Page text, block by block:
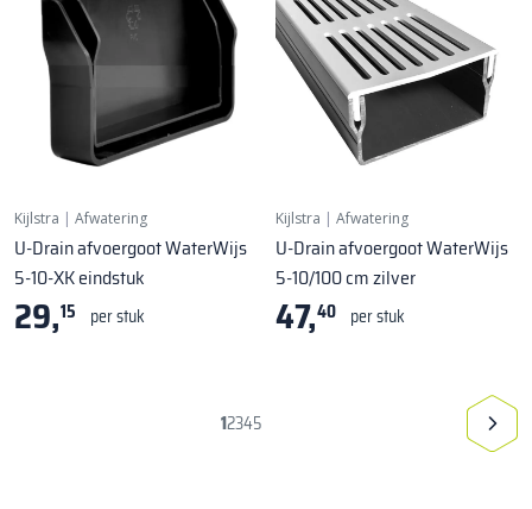
Kijlstra | Afwatering
U-Drain afvoergoot WaterWijs
5-10-XK eindstuk
29,15 per stuk
Kijlstra | Afwatering
U-Drain afvoergoot WaterWijs
5-10/100 cm zilver
47,40 per stuk
12345